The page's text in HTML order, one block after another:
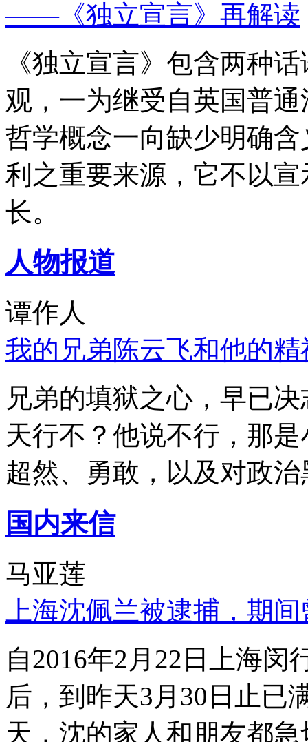
——《独立宣言》再解读
《独立宣言》包含两种
观，一为继受自英国普
哲学概念一向缺少明确
利之重要来源，它不以
长。
人物报道
谭作人
我的兄弟陈云飞和他的
兄弟的填狱之心，早已
天行不？他说不行，那
超然、勇敢，以及对政
国内来信
马亚莲
上海沈佩兰被逮捕，期
自2016年2月22日上海
后，到昨天3月30日止已
天，沈的家人和朋友都